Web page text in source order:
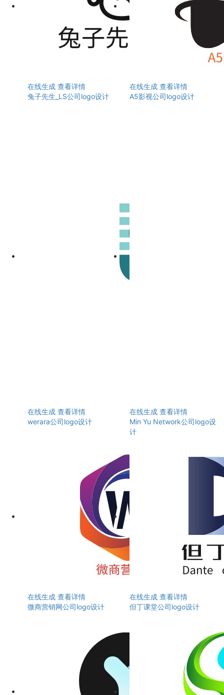
在线生成 查看详情
兔子先生_LS公司logo设计
在线生成 查看详情
A5影视公司logo设计
在线生成 查看详情
werara公司logo设计
在线生成 查看详情
Min Yu Network公司logo设
计
在线生成 查看详情
微商营销网公司logo设计
在线生成 查看详情
但丁课堂公司logo设计